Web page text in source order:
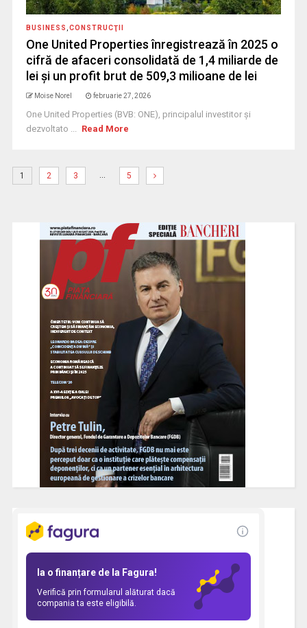
BUSINESS CONSTRUCŢII
One United Properties înregistrează în 2025 o
cifră de afaceri consolidată de 1,4 miliarde de
lei și un profit brut de 509,3 milioane de lei
Moise Norel februarie 27, 2026
One United Properties (BVB: ONE), principalul investitor și
dezvoltato ... Read More
1 2 3 … 5